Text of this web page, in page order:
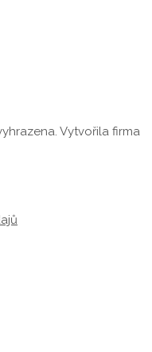
Vytvořila firma